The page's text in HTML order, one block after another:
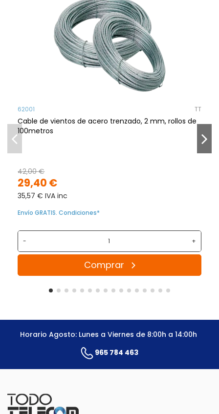
62001 TT
Cable de vientos de acero trenzado, 2 mm, rollos de
100metros
29,40 €
42,00 €
35,57 € IVA inc
Envío GRATIS. Condiciones*
- +
Comprar
Horario Agosto: Lunes a Viernes de 8:00h a 14:00h
965 784 463